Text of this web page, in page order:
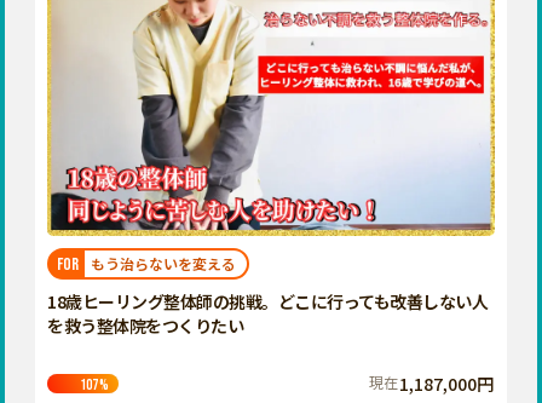
秋田
山形
福島
茨城
栃木
群馬
千葉
神奈川
三重 滋賀 京都 大阪
兵庫
奈良
和歌山
中国
鳥取 島根 岡山 広島
徳島 香川 愛媛
九州・沖縄
福岡 佐賀 長崎
宮崎
鹿児島 沖縄
FOR もう治らないを変える
18歳ヒーリング整体師の挑戦。どこに行っても改善しない人
を救う整体院をつくりたい
107% 現在1,187,000円